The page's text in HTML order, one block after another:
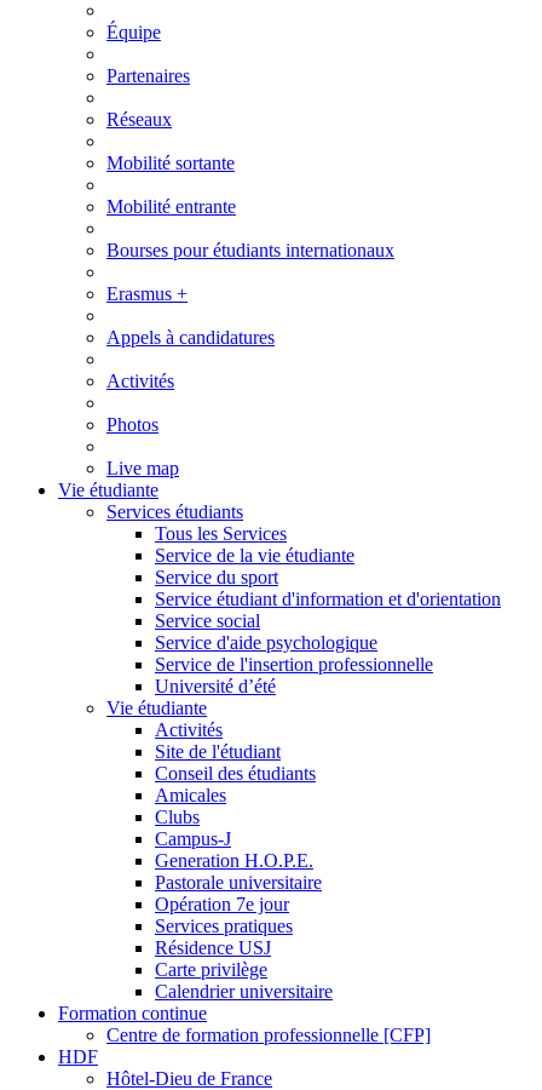
Équipe
Partenaires
Réseaux
Mobilité sortante
Mobilité entrante
Bourses pour étudiants internationaux
Erasmus +
Appels à candidatures
Activités
Photos
Live map
Vie étudiante
Services étudiants
Tous les Services
Service de la vie étudiante
Service du sport
Service étudiant d'information et d'orientation
Service social
Service d'aide psychologique
Service de l'insertion professionnelle
Université d’été
Vie étudiante
Activités
Site de l'étudiant
Conseil des étudiants
Amicales
Clubs
Campus-J
Generation H.O.P.E.
Pastorale universitaire
Opération 7e jour
Services pratiques
Résidence USJ
Carte privilège
Calendrier universitaire
Formation continue
Centre de formation professionnelle [CFP]
HDF
Hôtel-Dieu de France